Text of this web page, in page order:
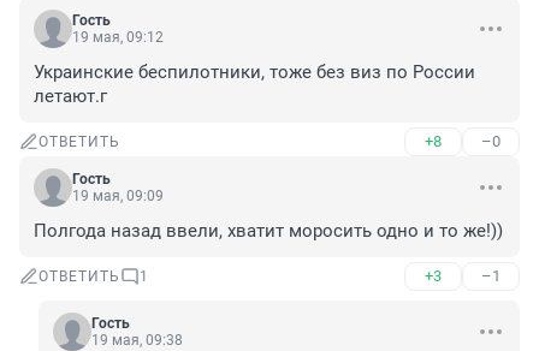
Гость
19 мая, 09:12
Украинские беспилотники, тоже без виз по России
летают.г
ОТВЕТИТЬ +8 –0
Гость
19 мая, 09:09
Полгода назад ввели, хватит моросить одно и то же!))
ОТВЕТИТЬ 1 +3 –1
Гость
19 мая, 09:38